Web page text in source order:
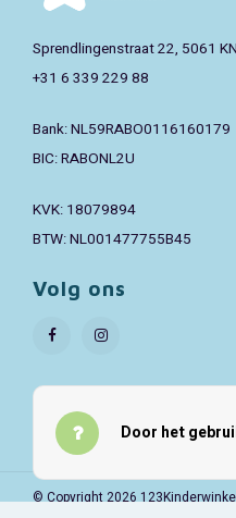
Sprendlingenstraat 22, 5061
+31 6 339 229 88
Bank: NL59RABO0116160179
BIC: RABONL2U
KVK: 18079894
BTW: NL001477755B45
Volg ons
© Copyright 2026
Door het